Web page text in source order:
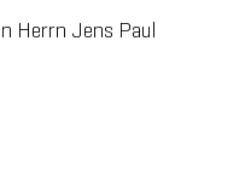
Herrn Jens Paul